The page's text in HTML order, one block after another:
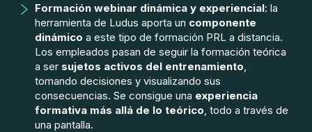
Formación webinar dinámica y experiencial: la
herramienta de Ludus aporta un componente
dinámico a este tipo de formación PRL a distancia.
Los empleados pasan de seguir la formación teórica
a ser sujetos activos del entrenamiento
tomando decisiones y visualizando sus
consecuencias. Se consigue una experiencia
formativa más allá de lo teórico , todo a través de
una pantalla.